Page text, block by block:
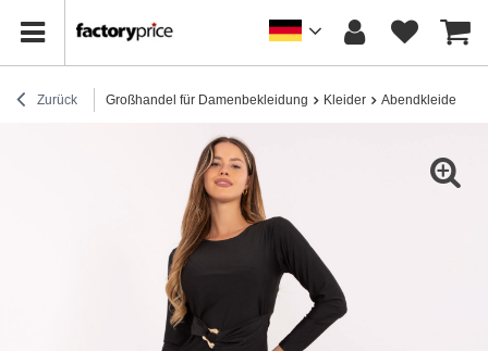
Zurück Großhandel für Damenbekleidung Kleider Abendkleider